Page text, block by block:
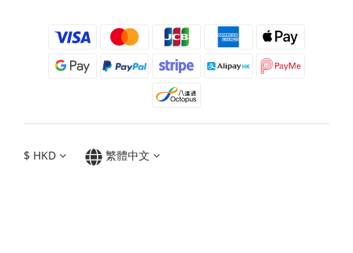
$ HKD 繁體中文